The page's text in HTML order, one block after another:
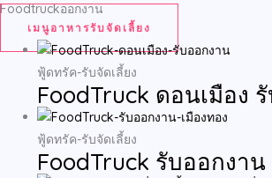
Foodtruckออกงาน
เมนูอาหารรับจัดเลี้ยง
ฟู้ดทรัค-รับจัดเลี้ยง
FoodTruck ดอนเมือง
ฟู้ดทรัค-รับจัดเลี้ยง
FoodTruck รับออกงาน